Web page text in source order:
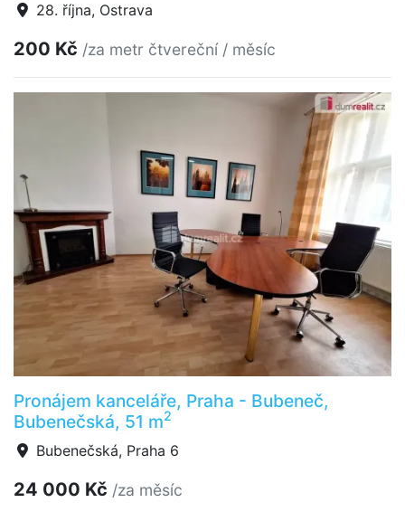
28. října, Ostrava
200 Kč /za metr čtvereční / měsíc
Pronájem kanceláře, Praha - Bubeneč,
Bubenečská, 51 m2
Bubenečská, Praha 6
24 000 Kč /za měsíc